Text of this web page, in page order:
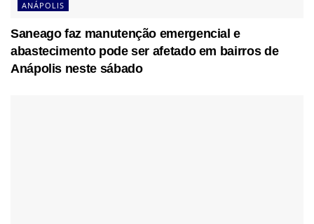
ANÁPOLIS
Saneago faz manutenção emergencial e
abastecimento pode ser afetado em bairros de
Anápolis neste sábado